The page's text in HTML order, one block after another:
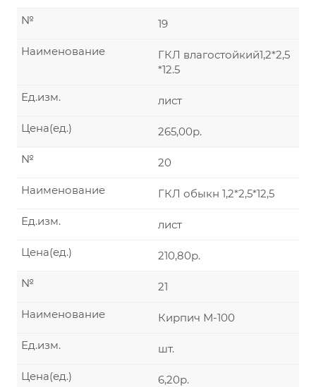
19
№
ГКЛ влагостойкий1,2*2,5
*12.5
Наименование
лист
Ед.изм.
265,00р.
Цена(ед.)
20
№
ГКЛ обыкн 1,2*2,5*12,5
Наименование
лист
Ед.изм.
210,80р.
Цена(ед.)
21
№
Кирпич М-100
Наименование
шт.
Ед.изм.
6,20р.
Цена(ед.)